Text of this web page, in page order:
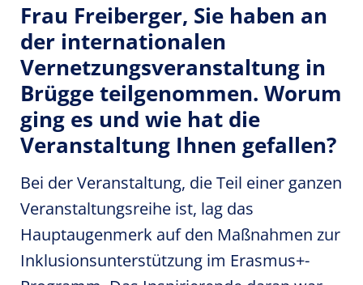
Frau Freiberger, Sie haben an
der internationalen
Vernetzungsveranstaltung in
Brügge teilgenommen. Worum
ging es und wie hat die
Veranstaltung Ihnen gefallen?
Bei der Veranstaltung, die Teil einer ganzen
Veranstaltungsreihe ist, lag das
Hauptaugenmerk auf den Maßnahmen zur
Inklusionsunterstützung im Erasmus+-